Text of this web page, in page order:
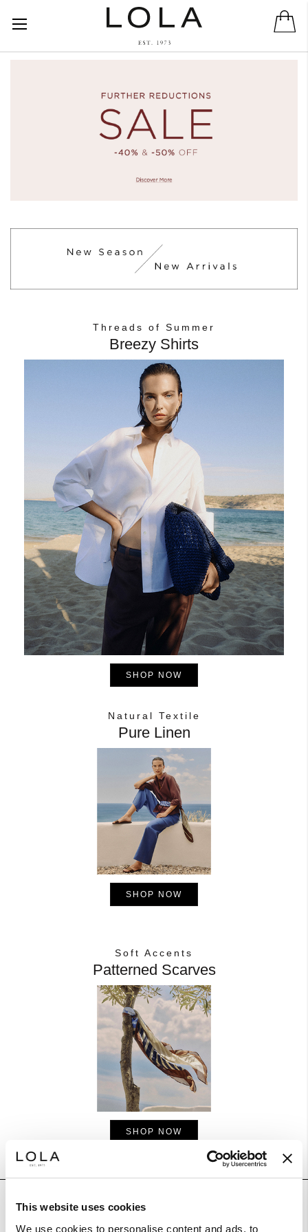
This website uses cookies
We use cookies to personalise content and ads, to
Threads of Summer
Breezy Shirts
SHOP NOW
Natural Textile
Pure Linen
SHOP NOW
Soft Accents
Patterned Scarves
SHOP NOW
Effortless Style